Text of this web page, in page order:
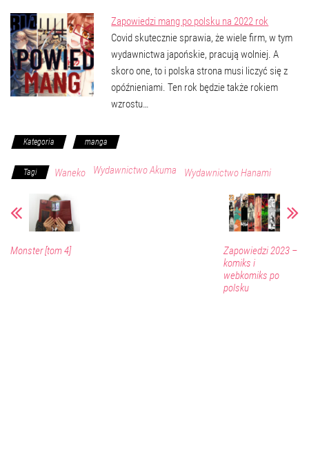
Zapowiedzi mang po polsku na 2022 rok
Covid skutecznie sprawia, że wiele firm, w tym
wydawnictwa japońskie, pracują wolniej. A
skoro one, to i polska strona musi liczyć się z
opóźnieniami. Ten rok będzie także rokiem
wzrostu…
Kategoria manga
Tagi Waneko Wydawnictwo Akuma Wydawnictwo Hanami
Monster [tom 4]
Zapowiedzi 2023 –
komiks i
webkomiks po
polsku